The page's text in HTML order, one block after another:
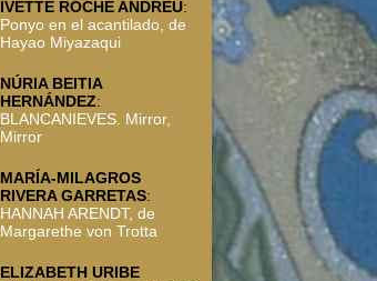
IVETTE ROCHE ANDREU:
Ponyo en el acantilado, de
Hayao Miyazaqui
NÚRIA BEITIA
HERNÁNDEZ:
BLANCANIEVES. Mirror,
Mirror
MARÍA-MILAGROS
RIVERA GARRETAS:
HANNAH ARENDT, de
Margarethe von Trotta
ELIZABETH URIBE